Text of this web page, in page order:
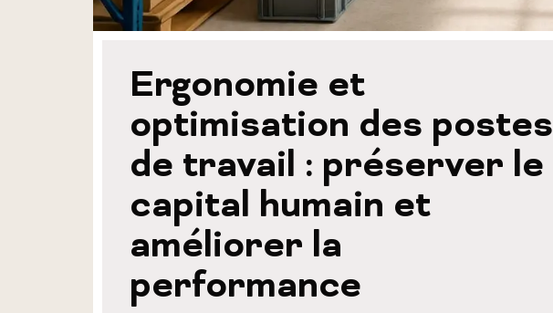
Ergonomie et
optimisation des postes
de travail : préserver le
capital humain et
améliorer la
performance​